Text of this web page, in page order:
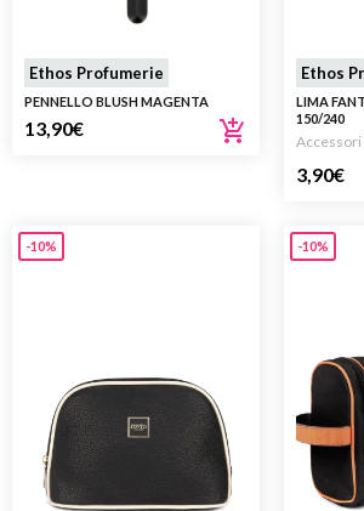
Ethos Profumerie
PENNELLO BLUSH MAGENTA
13,90€
Ethos
LIMA
150/240
Accessori
3,90€
-10% -10%